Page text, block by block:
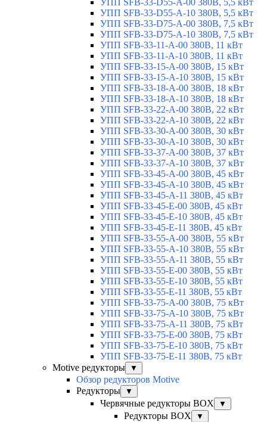
УПП SFB-33-D55-A-00 380В, 5,5 кВт
УПП SFB-33-D55-A-10 380В, 5,5 кВт
УПП SFB-33-D75-A-00 380В, 7,5 кВт
УПП SFB-33-D75-A-10 380В, 7,5 кВт
УПП SFB-33-11-A-00 380В, 11 кВт
УПП SFB-33-11-A-10 380В, 11 кВт
УПП SFB-33-15-A-00 380В, 15 кВт
УПП SFB-33-15-A-10 380В, 15 кВт
УПП SFB-33-18-A-00 380В, 18 кВт
УПП SFB-33-18-A-10 380В, 18 кВт
УПП SFB-33-22-A-00 380В, 22 кВт
УПП SFB-33-22-A-10 380В, 22 кВт
УПП SFB-33-30-A-00 380В, 30 кВт
УПП SFB-33-30-A-10 380В, 30 кВт
УПП SFB-33-37-A-00 380В, 37 кВт
УПП SFB-33-37-A-10 380В, 37 кВт
УПП SFB-33-45-A-00 380В, 45 кВт
УПП SFB-33-45-A-10 380В, 45 кВт
УПП SFB-33-45-A-11 380В, 45 кВт
УПП SFB-33-45-E-00 380В, 45 кВт
УПП SFB-33-45-E-10 380В, 45 кВт
УПП SFB-33-45-E-11 380В, 45 кВт
УПП SFB-33-55-A-00 380В, 55 кВт
УПП SFB-33-55-A-10 380В, 55 кВт
УПП SFB-33-55-A-11 380В, 55 кВт
УПП SFB-33-55-E-00 380В, 55 кВт
УПП SFB-33-55-E-10 380В, 55 кВт
УПП SFB-33-55-E-11 380В, 55 кВт
УПП SFB-33-75-A-00 380В, 75 кВт
УПП SFB-33-75-A-10 380В, 75 кВт
УПП SFB-33-75-A-11 380В, 75 кВт
УПП SFB-33-75-E-00 380В, 75 кВт
УПП SFB-33-75-E-10 380В, 75 кВт
УПП SFB-33-75-E-11 380В, 75 кВт
Motive редукторы
▼
Обзор редукторов Motive
Редукторы
▼
Червячные редукторы BOX ▼
Редукторы BOX ▼